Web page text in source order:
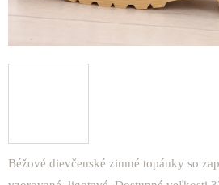
Béžové dievčenské zimné topánky so